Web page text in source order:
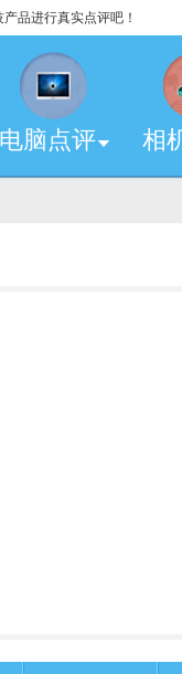
品进行真实点评吧！
电脑点评 相